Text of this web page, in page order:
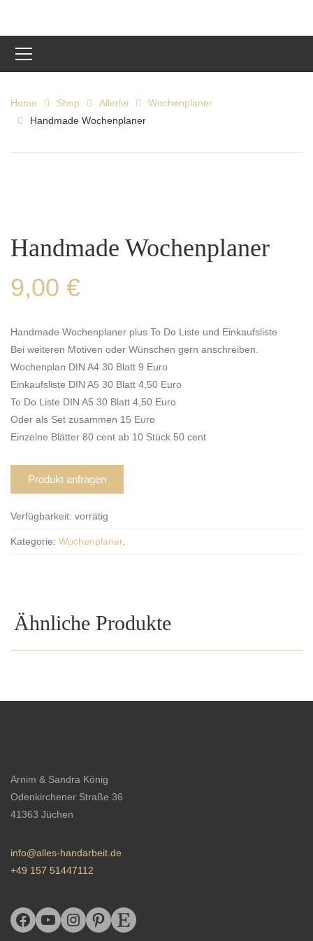
Home Shop Allerlei
Wochenplaner
Handmade Wochenplaner
Handmade Wochenplaner
9,00 €
Handmade Wochenplaner plus To Do Liste und Einkaufsliste
Bei weiteren Motiven oder Wünschen gern anschreiben.
Wochenplan DIN A4 30 Blatt 9 Euro
Einkaufsliste DIN A5 30 Blatt 4,50 Euro
To Do Liste DIN A5 30 Blatt 4,50 Euro
Oder als Set zusammen 15 Euro
Einzelne Blätter 80 cent ab 10 Stück 50 cent
Produkt anfragen
Verfügbarkeit: vorrätig
Kategorie: Wochenplaner.
Ähnliche Produkte
Arnim & Sandra König
Odenkirchener Straße 36
41363 Jüchen
info@alles-handarbeit.de
+49 157 51447112